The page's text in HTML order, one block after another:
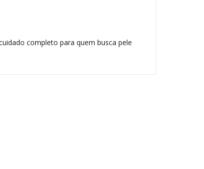
completo para quem busca pele